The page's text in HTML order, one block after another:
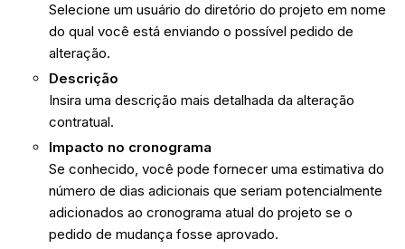
Selecione um usuário do diretório do projeto em nome
do qual você está enviando o possível pedido de
alteração.
Descrição
Insira uma descrição mais detalhada da alteração
contratual.
Impacto no cronograma
Se conhecido, você pode fornecer uma estimativa do
número de dias adicionais que seriam potencialmente
adicionados ao cronograma atual do projeto se o
pedido de mudança fosse aprovado.